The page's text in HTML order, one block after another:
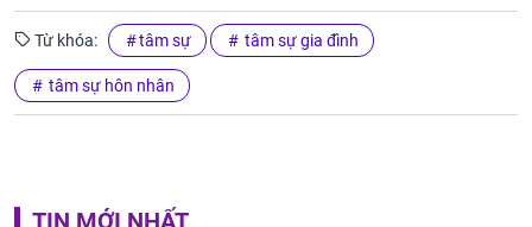
Từ khóa: tâm sự tâm sự gia đình
tâm sự hôn nhân